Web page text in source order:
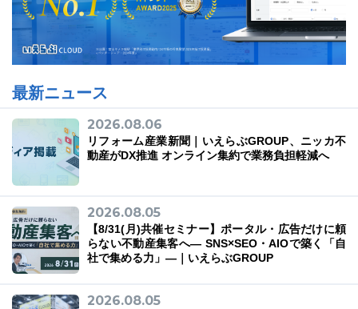
最新ニュース
2026.08.06
リフォーム産業新聞｜いえらぶGROUP、ニッカ不
動産がDX推進 オンライン集約で業務負担軽減へ
2026.08.05
【8/31(月)共催セミナー】ポータル・広告だけに頼
らない不動産集客へ― SNS×SEO・AIOで築く「自
社で集める力」―｜いえらぶGROUP
2026.08.05